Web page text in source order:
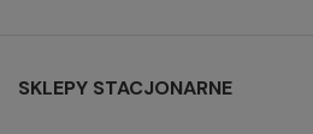
SKLEPY STACJONARNE